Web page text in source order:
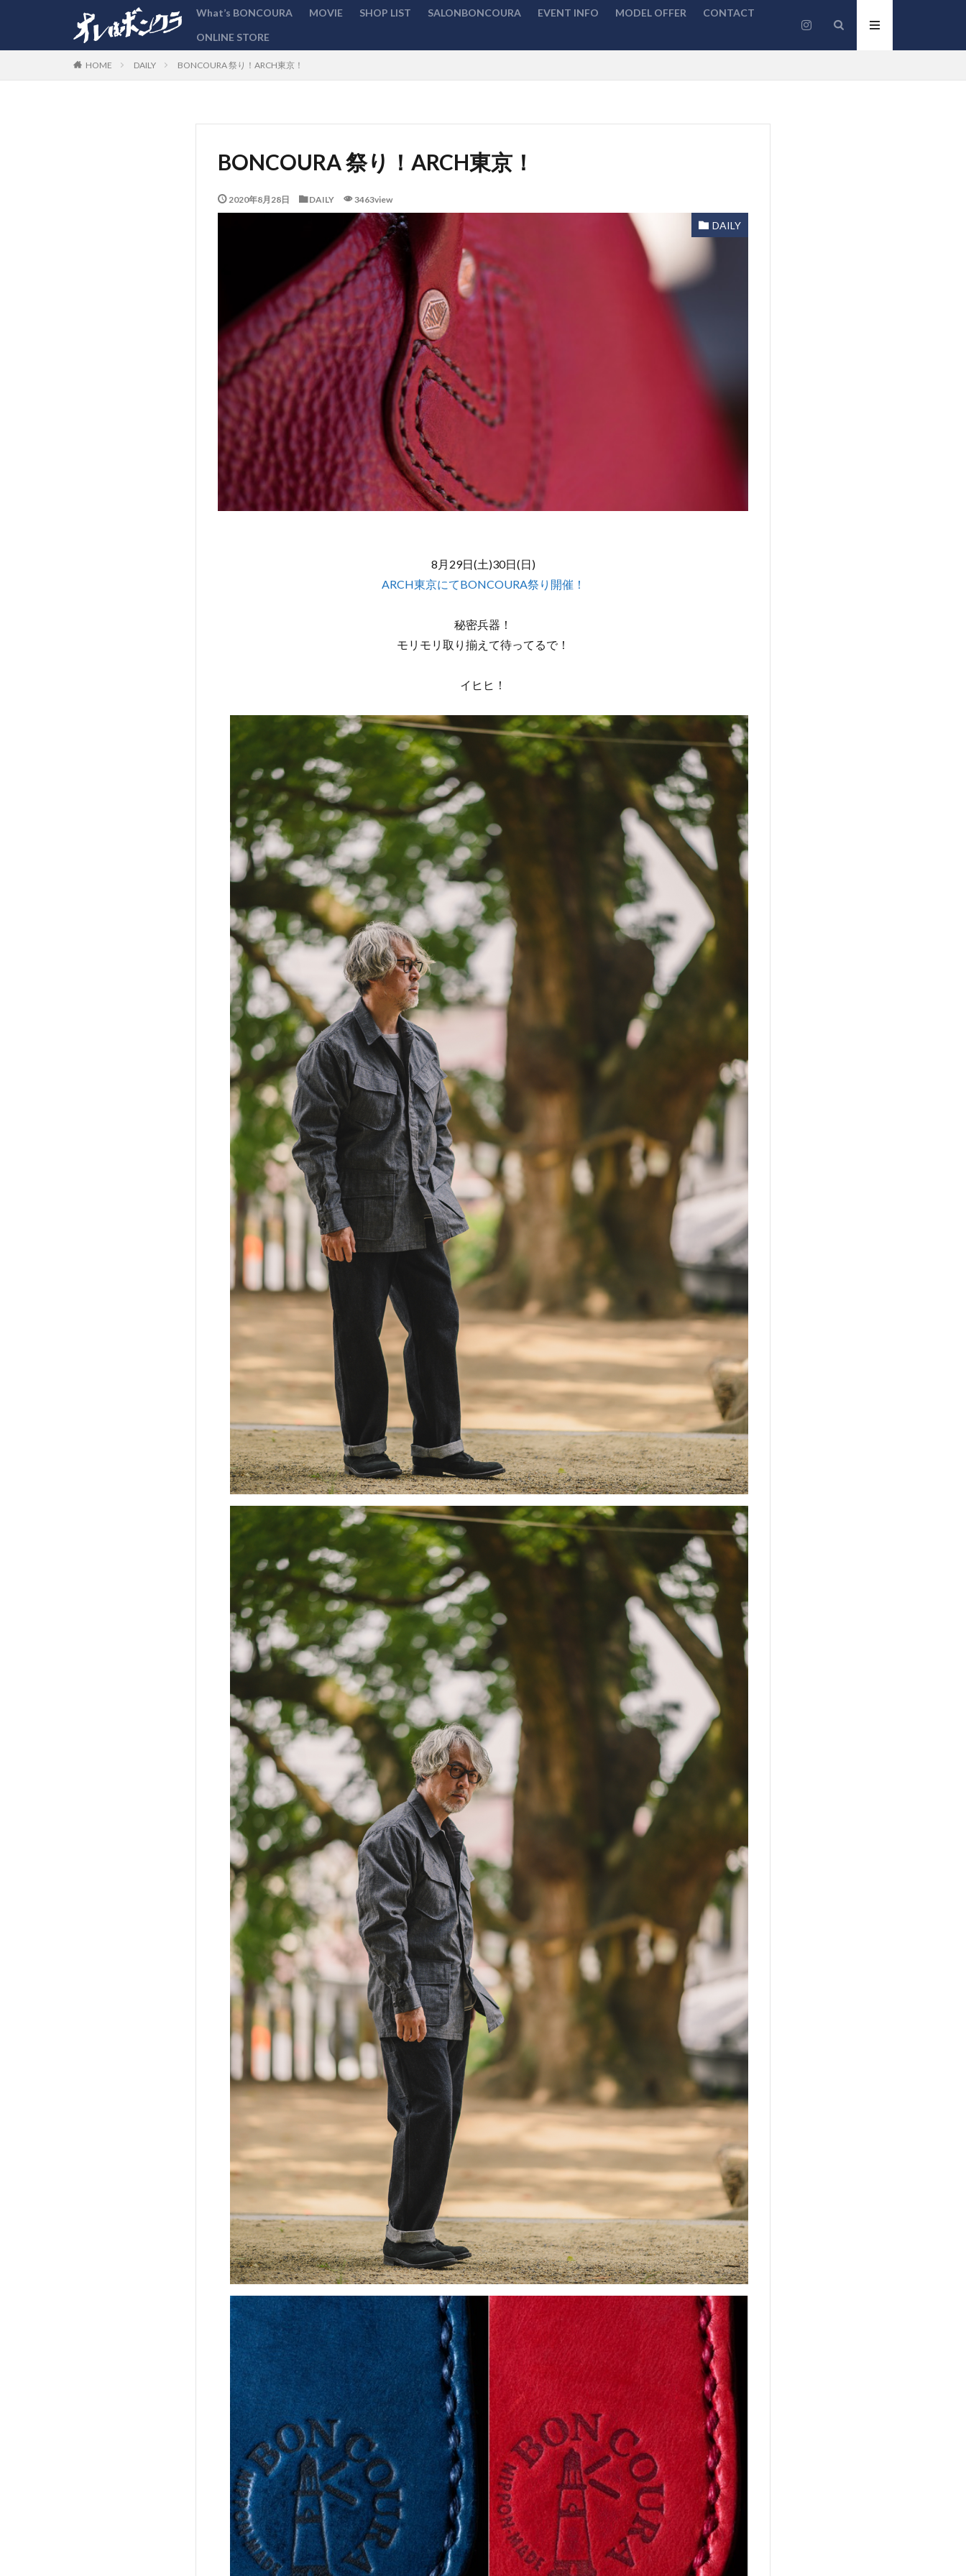
What’s BONCOURA MOVIE SHOP LIST SALONBONCOURA EVENT INFO MODEL OFFER
CONTACT
ONLINE STORE
HOME DAILY BONCOURA 祭り！ARCH東京！
BONCOURA 祭り！ARCH東京！
2020年8月28日 DAILY 3463view
DAILY
8月29日(土)30日(日)
ARCH東京にてBONCOURA祭り開催！
秘密兵器！
モリモリ取り揃えて待ってるで！
イヒヒ！
カテゴリー
検索